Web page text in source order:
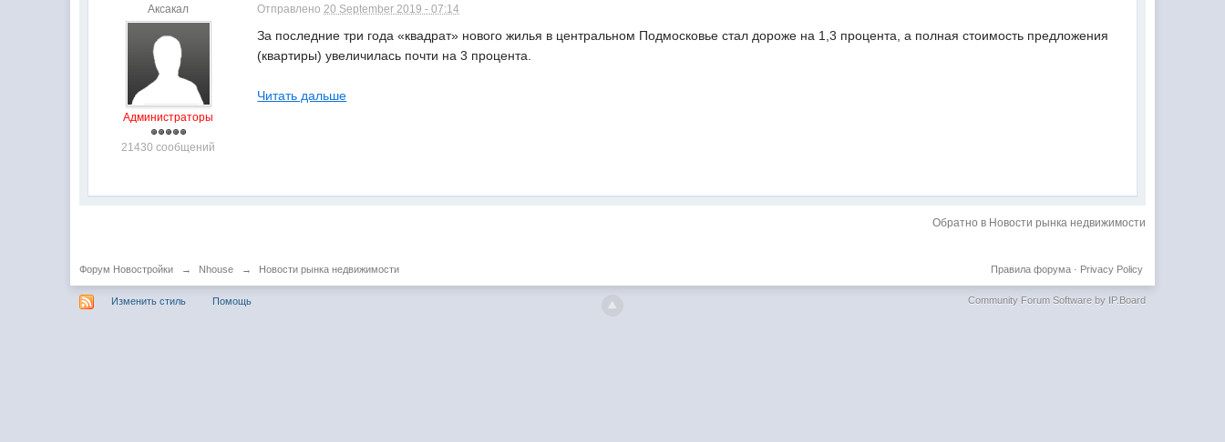
Аксакал
Администраторы
21430 сообщений
Отправлено20 September 2019 - 07:14
За последние три года «квадрат» нового жилья в центральном Подмосковье стал дороже на 1,3 процента, а полная стоимость предложения
(квартиры) увеличилась почти на 3 процента.
Читать дальше
Обратно в Новости рынка недвижимости
Форум Новостройки → Nhouse → Новости рынка недвижимости Privacy Policy
Правила форума·
Изменить стиль Помощь Community Forum Software by IP.Board